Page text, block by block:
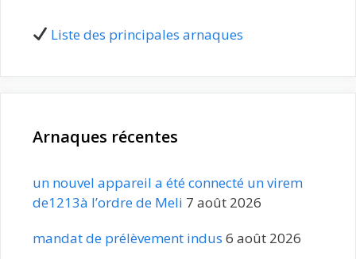
Liste des principales arnaques
Arnaques récentes
un nouvel appareil a été connecté un virem
de1213à l’ordre de Meli 7 août 2026
mandat de prélèvement indus 6 août 2026